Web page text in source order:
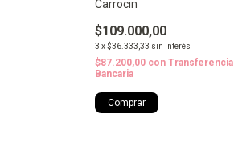
Carrocin
$109.000,00
3 x$36.333,33 sin interés
$87.200,00 con Transferencia
Bancaria